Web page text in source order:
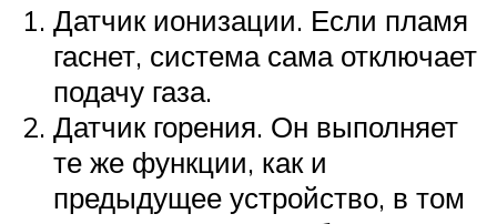
Датчик ионизации. Если пламя
гаснет, система сама отключает
подачу газа.
Датчик горения. Он выполняет
те же функции, как и
предыдущее устройство, в том